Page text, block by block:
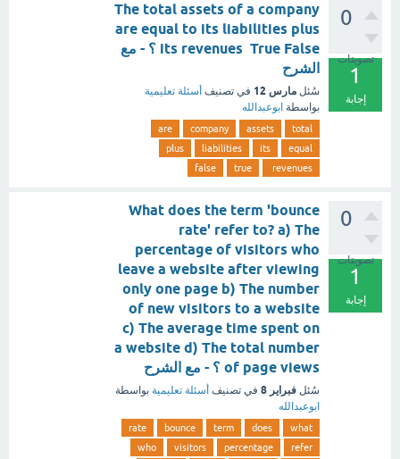
0
تصويتات
1
إجابة
The total assets of a company
are equal to its liabilities plus
its revenues True False ؟ - مع
الشرح
سُئل مارس 12 في تصنيف أسئلة تعليمية
بواسطة ابوعبدالله
total
assets
company
are
equal
its
liabilities
plus
revenues
true
false
0
تصويتات
1
إجابة
What does the term 'bounce
rate' refer to? a) The
percentage of visitors who
leave a website after viewing
only one page b) The number
of new visitors to a website
c) The average time spent on
a website d) The total number
of page views ؟ - مع الشرح
سُئل فبراير 8 في تصنيف أسئلة تعليمية بواسطة
ابوعبدالله
what
does
term
bounce
rate
refer
percentage
visitors
who